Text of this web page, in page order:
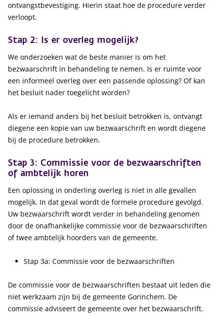
ontvangstbevestiging. Hierin staat hoe de procedure verder
verloopt.
Stap 2: Is er overleg mogelijk?
We onderzoeken wat de beste manier is om het
bezwaarschrift in behandeling te nemen. Is er ruimte voor
een informeel overleg over een passende oplossing? Of kan
het besluit nader toegelicht worden?
Als er iemand anders bij het besluit betrokken is, ontvangt
diegene een kopie van uw bezwaarschrift en wordt diegene
bij de procedure betrokken.
Stap 3: Commissie voor de bezwaarschriften
of ambtelijk horen
Een oplossing in onderling overleg is niet in alle gevallen
mogelijk. In dat geval wordt de formele procedure gevolgd.
Uw bezwaarschrift wordt verder in behandeling genomen
door de onafhankelijke commissie voor de bezwaarschriften
of twee ambtelijk hoorders van de gemeente.
Stap 3a: Commissie voor de bezwaarschriften
De commissie voor de bezwaarschriften bestaat uit leden die
niet werkzaam zijn bij de gemeente Gorinchem. De
commissie adviseert de gemeente over het bezwaarschrift.